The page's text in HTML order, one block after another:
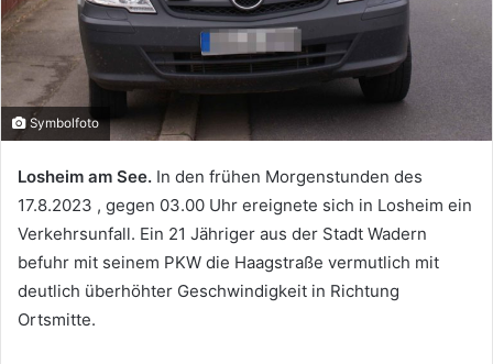
Symbolfoto
Losheim am See. In den frühen Morgenstunden des
17.8.2023 , gegen 03.00 Uhr ereignete sich in Losheim ein
Verkehrsunfall. Ein 21 Jähriger aus der Stadt Wadern
befuhr mit seinem PKW die Haagstraße vermutlich mit
deutlich überhöhter Geschwindigkeit in Richtung
Ortsmitte.